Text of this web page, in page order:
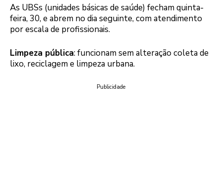
As UBSs (unidades básicas de saúde) fecham quinta-
feira, 30, e abrem no dia seguinte, com atendimento
por escala de profissionais.
Limpeza pública: funcionam sem alteração coleta de
lixo, reciclagem e limpeza urbana.
Publicidade